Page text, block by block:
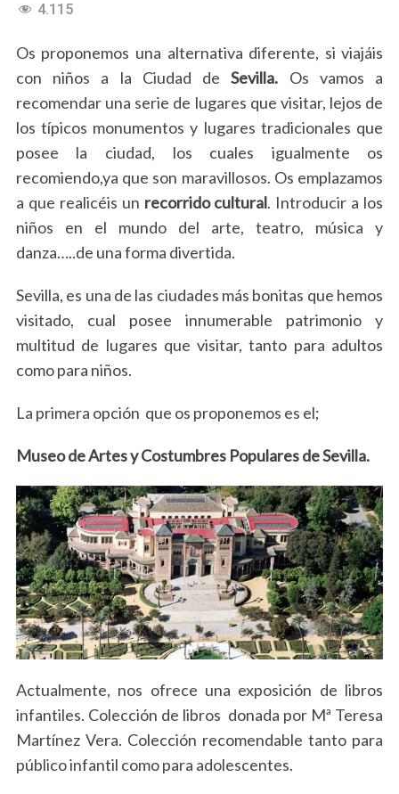
4.115
Os proponemos una alternativa diferente, si viajáis
con niños a la Ciudad de Sevilla. Os vamos a
recomendar una serie de lugares que visitar, lejos de
los típicos monumentos y lugares tradicionales que
posee la ciudad, los cuales igualmente os
recomiendo,ya que son maravillosos. Os emplazamos
a que realicéis un recorrido cultural. Introducir a los
niños en el mundo del arte, teatro, música y
danza…..de una forma divertida.
Sevilla, es una de las ciudades más bonitas que hemos
visitado, cual posee innumerable patrimonio y
multitud de lugares que visitar, tanto para adultos
como para niños.
La primera opción que os proponemos es el;
Museo de Artes y Costumbres Populares de Sevilla.
Actualmente, nos ofrece una exposición de libros
infantiles. Colección de libros donada por Mª Teresa
Martínez Vera. Colección recomendable tanto para
público infantil como para adolescentes.